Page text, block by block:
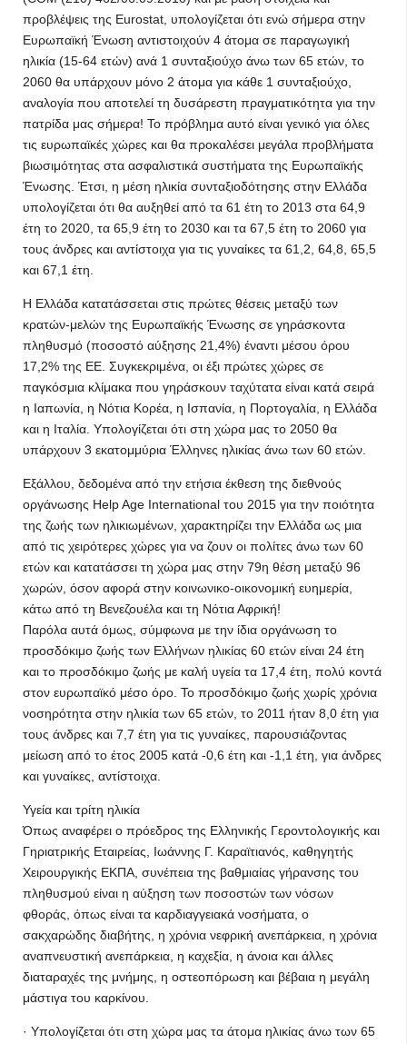
προβλέψεις της Eurostat, υπολογίζεται ότι ενώ σήμερα στην
Ευρωπαϊκή Ένωση αντιστοιχούν 4 άτομα σε παραγωγική
ηλικία (15-64 ετών) ανά 1 συνταξιούχο άνω των 65 ετών, το
2060 θα υπάρχουν μόνο 2 άτομα για κάθε 1 συνταξιούχο,
αναλογία που αποτελεί τη δυσάρεστη πραγματικότητα για την
πατρίδα μας σήμερα! Το πρόβλημα αυτό είναι γενικό για όλες
τις ευρωπαϊκές χώρες και θα προκαλέσει μεγάλα προβλήματα
βιωσιμότητας στα ασφαλιστικά συστήματα της Ευρωπαϊκής
Ένωσης. Έτσι, η μέση ηλικία συνταξιοδότησης στην Ελλάδα
υπολογίζεται ότι θα αυξηθεί από τα 61 έτη το 2013 στα 64,9
έτη το 2020, τα 65,9 έτη το 2030 και τα 67,5 έτη το 2060 για
τους άνδρες και αντίστοιχα για τις γυναίκες τα 61,2, 64,8, 65,5
και 67,1 έτη.
Η Ελλάδα κατατάσσεται στις πρώτες θέσεις μεταξύ των
κρατών-μελών της Ευρωπαϊκής Ένωσης σε γηράσκοντα
πληθυσμό (ποσοστό αύξησης 21,4%) έναντι μέσου όρου
17,2% της ΕΕ. Συγκεκριμένα, οι έξι πρώτες χώρες σε
παγκόσμια κλίμακα που γηράσκουν ταχύτατα είναι κατά σειρά
η Ιαπωνία, η Νότια Κορέα, η Ισπανία, η Πορτογαλία, η Ελλάδα
και η Ιταλία. Υπολογίζεται ότι στη χώρα μας το 2050 θα
υπάρχουν 3 εκατομμύρια Έλληνες ηλικίας άνω των 60 ετών.
Εξάλλου, δεδομένα από την ετήσια έκθεση της διεθνούς
οργάνωσης Help Age International του 2015 για την ποιότητα
της ζωής των ηλικιωμένων, χαρακτηρίζει την Ελλάδα ως μια
από τις χειρότερες χώρες για να ζουν οι πολίτες άνω των 60
ετών και κατατάσσει τη χώρα μας στην 79η θέση μεταξύ 96
χωρών, όσον αφορά στην κοινωνικο-οικονομική ευημερία,
κάτω από τη Βενεζουέλα και τη Νότια Αφρική!
Παρόλα αυτά όμως, σύμφωνα με την ίδια οργάνωση το
προσδόκιμο ζωής των Ελλήνων ηλικίας 60 ετών είναι 24 έτη
και το προσδόκιμο ζωής με καλή υγεία τα 17,4 έτη, πολύ κοντά
στον ευρωπαϊκό μέσο όρο. Το προσδόκιμο ζωής χωρίς χρόνια
νοσηρότητα στην ηλικία των 65 ετών, το 2011 ήταν 8,0 έτη για
τους άνδρες και 7,7 έτη για τις γυναίκες, παρουσιάζοντας
μείωση από το έτος 2005 κατά -0,6 έτη και -1,1 έτη, για άνδρες
και γυναίκες, αντίστοιχα.
Υγεία και τρίτη ηλικία
Όπως αναφέρει ο πρόεδρος της Ελληνικής Γεροντολογικής και
Γηριατρικής Εταιρείας, Ιωάννης Γ. Καραϊτιανός, καθηγητής
Χειρουργικής ΕΚΠΑ, συνέπεια της βαθμιαίας γήρανσης του
πληθυσμού είναι η αύξηση των ποσοστών των νόσων
φθοράς, όπως είναι τα καρδιαγγειακά νοσήματα, ο
σακχαρώδης διαβήτης, η χρόνια νεφρική ανεπάρκεια, η χρόνια
αναπνευστική ανεπάρκεια, η καχεξία, η άνοια και άλλες
διαταραχές της μνήμης, η οστεοπόρωση και βέβαια η μεγάλη
μάστιγα του καρκίνου.
· Υπολογίζεται ότι στη χώρα μας τα άτομα ηλικίας άνω των 65